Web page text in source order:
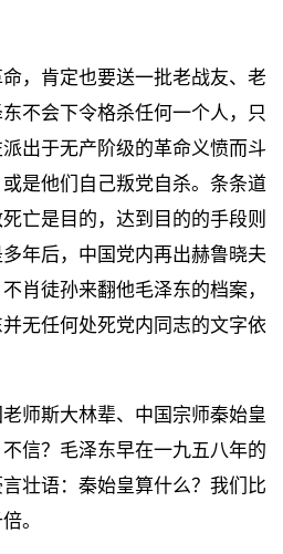
，肯定也要送一批老战友、老
不会下令格杀任何一个人，只
出于无产阶级的革命义愤而斗
是他们自己叛党自杀。条条道
亡是目的，达到目的的手段则
年后，中国党内再出赫鲁晓夫
肖徒孙来翻他毛泽东的档案，
无任何处死党内同志的文字依
师斯大林辈、中国宗师秦始皇
信？毛泽东早在一九五八年的
壮语：秦始皇算什么？我们比
。